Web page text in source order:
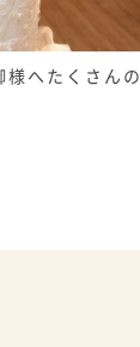
様へたくさんの